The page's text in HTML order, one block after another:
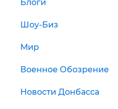
Блоги
Шоу-Биз
Мир
Военное Обозрение
Новости Донбасса